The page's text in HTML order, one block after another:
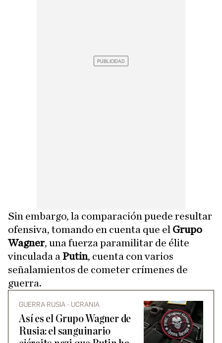
Sin embargo, la comparación puede resultar
ofensiva, tomando en cuenta que el Grupo
Wagner, una fuerza paramilitar de élite
vinculada a Putin, cuenta con varios
señalamientos de cometer crímenes de
guerra.
GUERRA RUSIA - UCRANIA
Así es el Grupo Wagner de
Rusia: el sanguinario